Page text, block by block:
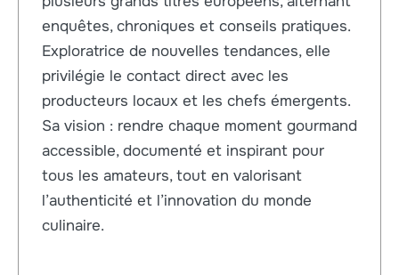
enquêtes, chroniques et conseils pratiques.
Exploratrice de nouvelles tendances, elle
privilégie le contact direct avec les
producteurs locaux et les chefs émergents.
Sa vision : rendre chaque moment gourmand
accessible, documenté et inspirant pour
tous les amateurs, tout en valorisant
l’authenticité et l’innovation du monde
culinaire.